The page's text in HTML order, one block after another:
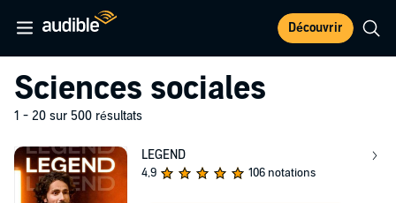
Découvrir
Sciences sociales
1 - 20 sur 500 résultats
LEGEND
4,9 106 notations